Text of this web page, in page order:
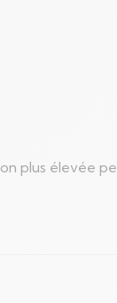
plus élevée